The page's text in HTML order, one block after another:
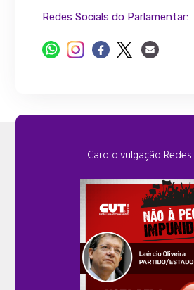
Redes Socials do Parlamentar:
Card divulgação